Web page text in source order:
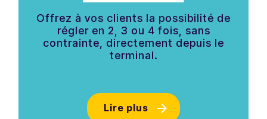
Offrez à vos clients la possibilité de
régler en 2, 3 ou 4 fois, sans
contrainte, directement depuis le
terminal.
Lire plus